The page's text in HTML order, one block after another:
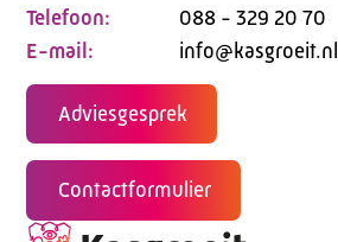
Telefoon:
088 - 329 20 70
E-mail:
info@kasgroeit.nl
Adviesgesprek
Contactformulier